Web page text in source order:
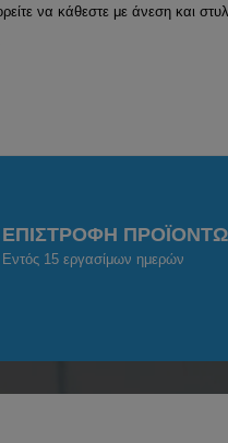
να κάθεστε με άνεση και
ΕΠΙΣΤΡΟΦΗ
Εντός 15 εργασίμων ημερών